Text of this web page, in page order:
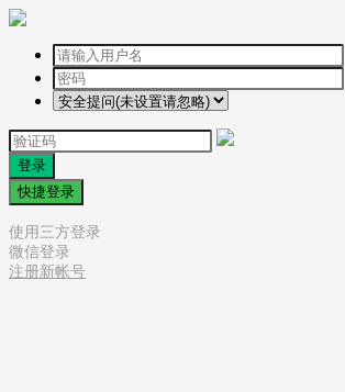
登录
快捷登录
使用三方登录
微信登录
注册新帐号